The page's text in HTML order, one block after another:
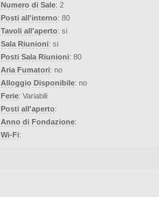
Numero di Sale: 2
Posti all'interno: 80
Tavoli all'aperto: si
Sala Riunioni: si
Posti Sala Riunioni: 80
Aria Fumatori: no
Alloggio Disponibile: no
Ferie: Variabili
Posti all'aperto:
Anno di Fondazione:
Wi-Fi: